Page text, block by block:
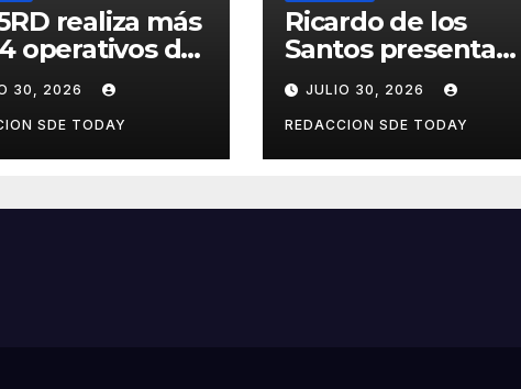
realiza más
operativos de
en
y
del país
30, 2026
SDE TODAY
Ricardo de los
Santos presenta
balance de gestión
con 416 iniciativas
aprobadas y
avances históricos
JULIO 30, 2026
REDACCION SDE TODAY